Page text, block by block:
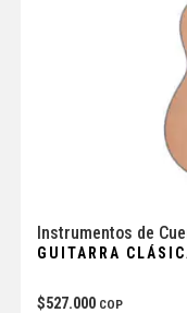
Instrumentos de
GUITARRA
$527.000 COP